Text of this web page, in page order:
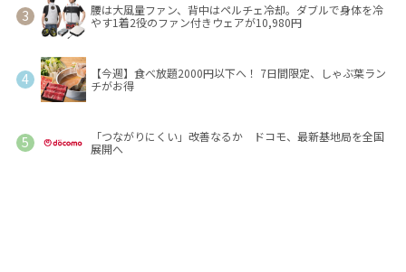
腰は大風量ファン、背中はペルチェ冷却。ダブルで身体を冷
やす1着2役のファン付きウェアが10,980円
【今週】食べ放題2000円以下へ！ 7日間限定、しゃぶ葉ラン
チがお得
「つながりにくい」改善なるか ドコモ、最新基地局を全国
展開へ